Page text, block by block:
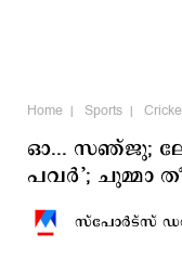
Home Sports
ഓ... സഞ്ജു;
പവര്‍’; ചുമ്മാ
സ്പോര്‍ട്സ്